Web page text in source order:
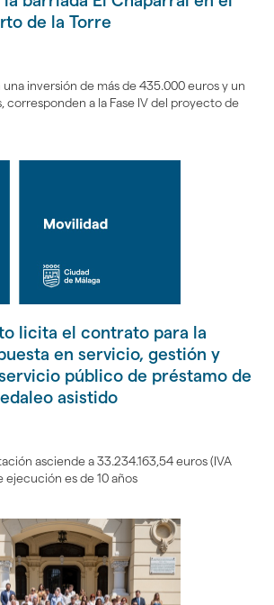
de la Torre
inversión de más de 435.000 euros y un
corresponden a la Fase IV del proyecto de
licita el contrato para la
en servicio, gestión y
público de préstamo de
asistido
asciende a 33.234.163,54 euros (IVA
ejecución es de 10 años